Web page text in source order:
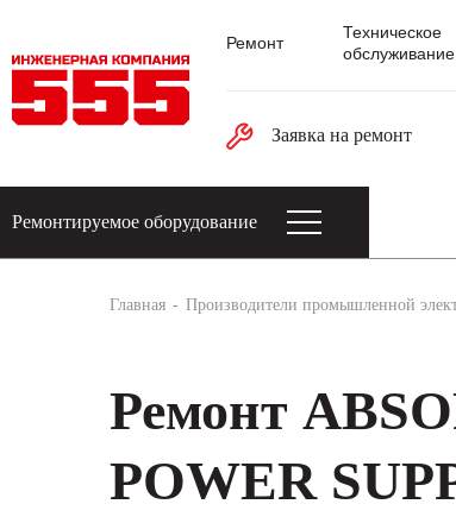
Ремонт
Техническое
обслуживание
Заявка на ремонт
Ремонтируемое оборудование
Главная Производители промышленной
Ремонт
POWER